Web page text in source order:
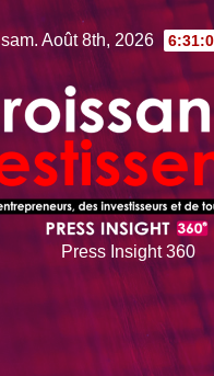
sam. Août 8th, 2026
Press Insight 360